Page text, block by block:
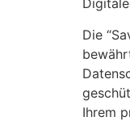
Die
Ihrem